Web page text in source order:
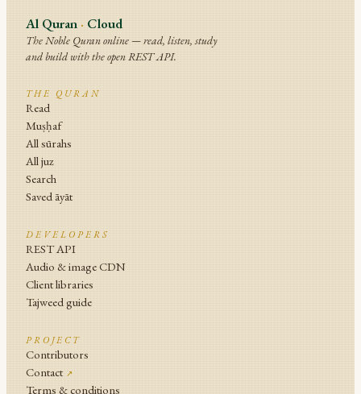
Al Quran · Cloud
The Noble Quran online — read, listen, study
and build with the open REST API.
THE QURAN
Read
Muṣḥaf
All sūrahs
All juz
Search
Saved āyāt
DEVELOPERS
REST API
Audio & image CDN
Client libraries
Tajweed guide
PROJECT
Contributors
Contact ↗
Terms & conditions